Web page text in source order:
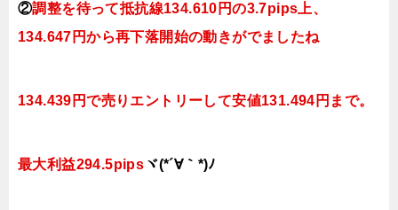
②調整を待って抵抗線134.610円の3.7pips上、
134.647円から再下落開始の動きがでましたね
134.439円で売りエントリーして安値131.494円まで。
最大利益294.5pips ヾ(*´∀｀*)ﾉ